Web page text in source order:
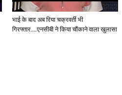
भाई के बाद अब रिया चक्रवर्ती भी
गिरफ्तार….एनसीबी ने किया चौंकाने वाला खुलासा